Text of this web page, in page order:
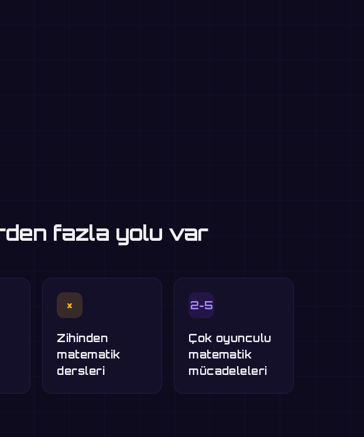
fazla yolu var
×
Zihinden
matematik
dersleri
2-5
Çok oyunculu
matematik
mücadeleleri